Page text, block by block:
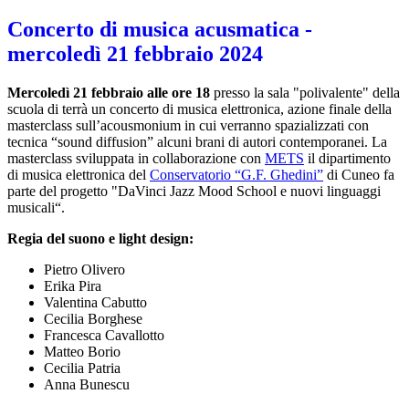
Concerto di musica acusmatica -
mercoledì 21 febbraio 2024
Mercoledì 21 febbraio alle ore 18 presso la sala "polivalente" della
scuola di terrà un concerto di musica elettronica, azione finale della
masterclass sull’acousmonium in cui verranno spazializzati con
tecnica “sound diffusion” alcuni brani di autori contemporanei. La
masterclass sviluppata in collaborazione con METS il dipartimento
di musica elettronica del Conservatorio “G.F. Ghedini” di Cuneo fa
parte del progetto "DaVinci Jazz Mood School e nuovi linguaggi
musicali“.
Regia del suono e light design:
Pietro Olivero
Erika Pira
Valentina Cabutto
Cecilia Borghese
Francesca Cavallotto
Matteo Borio
Cecilia Patria
Anna Bunescu